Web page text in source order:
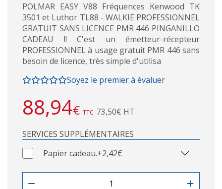
POLMAR EASY V88 Fréquences Kenwood TK
3501 et Luthor TL88 - WALKIE PROFESSIONNEL
GRATUIT SANS LICENCE PMR 446 PINGANILLO
CADEAU !! C'est un émetteur-récepteur
PROFESSIONNEL à usage gratuit PMR 446 sans
besoin de licence, très simple d'utilisa
Soyez le premier à évaluer
88,94€ TTC 73,50€ HT
SERVICES SUPPLÉMENTAIRES
Papier cadeau.+2,42€